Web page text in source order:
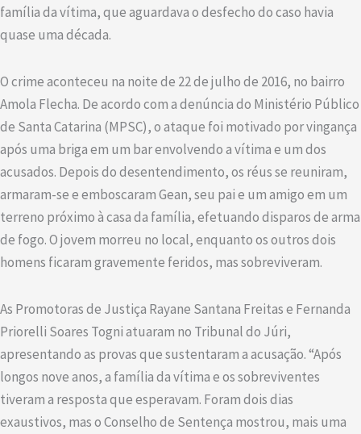
família da vítima, que aguardava o desfecho do caso havia
quase uma década.
O crime aconteceu na noite de 22 de julho de 2016, no bairro
Amola Flecha. De acordo com a denúncia do Ministério Público
de Santa Catarina (MPSC), o ataque foi motivado por vingança
após uma briga em um bar envolvendo a vítima e um dos
acusados. Depois do desentendimento, os réus se reuniram,
armaram-se e emboscaram Gean, seu pai e um amigo em um
terreno próximo à casa da família, efetuando disparos de arma
de fogo. O jovem morreu no local, enquanto os outros dois
homens ficaram gravemente feridos, mas sobreviveram.
As Promotoras de Justiça Rayane Santana Freitas e Fernanda
Priorelli Soares Togni atuaram no Tribunal do Júri,
apresentando as provas que sustentaram a acusação. “Após
longos nove anos, a família da vítima e os sobreviventes
tiveram a resposta que esperavam. Foram dois dias
exaustivos, mas o Conselho de Sentença mostrou, mais uma